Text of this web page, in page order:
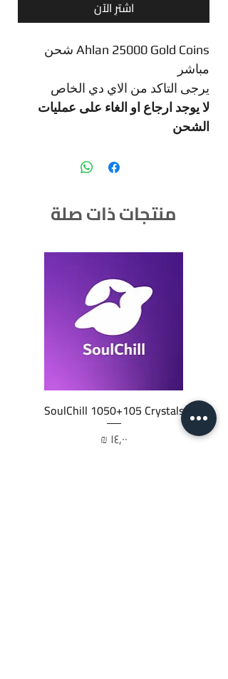
اشترِ الآن
Ahlan 25000 Gold Coins شحن
مباشر
يرجى التاكد من الاي دي الخاص
لا يوجد ارجاع او الغاء على عمليات
الشحن
منتجات ذات صلة
SoulChill 1050+105 Crystals
السعر